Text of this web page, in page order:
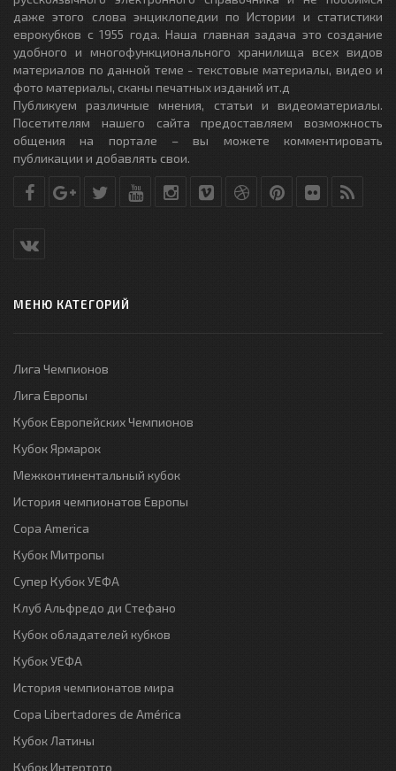
даже этого слова энциклопедии по Истории и статистики
еврокубков с 1955 года. Наша главная задача это создание
удобного и многофункционального хранилища всех видов
материалов по данной теме - текстовые материалы, видео и
фото материалы, сканы печатных изданий ит.д
Публикуем различные мнения, статьи и видеоматериалы.
Посетителям нашего сайта предоставляем возможность
общения на портале – вы можете комментировать
публикации и добавлять свои.
МЕНЮ КАТЕГОРИЙ
Лига Чемпионов
Лига Европы
Кубок Европейских Чемпионов
Кубок Ярмарок
Межконтинентальный кубок
История чемпионатов Европы
Copa America
Кубок Митропы
Супер Кубок УЕФА
Клуб Альфредо ди Стефано
Кубок обладателей кубков
Кубок УЕФА
История чемпионатов мира
Copa Libertadores de América
Кубок Латины
Кубок Интертото